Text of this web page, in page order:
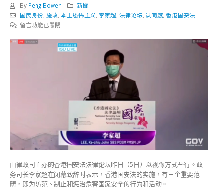
By Peng Bowen
新聞
国民身份 施政, 本土恐怖主义 李家超 法律论坛 认同感, 香港国安法
在
家
指
必
须
制
止
本
留言功能已關閉
由律政司主办的香港国安法法律论坛昨日（5日）以视像方式举行。政
务司长李家超在闭幕致辞时表示，香港国安法的实施，有三个重要范
畴，即为防范、制止和惩治危害国家安全的行为和活动。